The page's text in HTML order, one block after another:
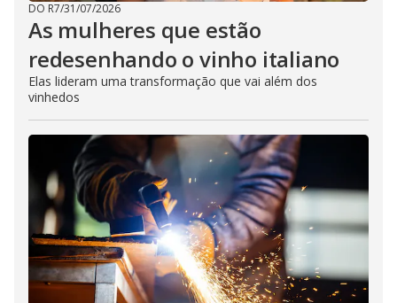
DO R7/31/07/2026
As mulheres que estão
redesenhando o vinho italiano
Elas lideram uma transformação que vai além dos
vinhedos